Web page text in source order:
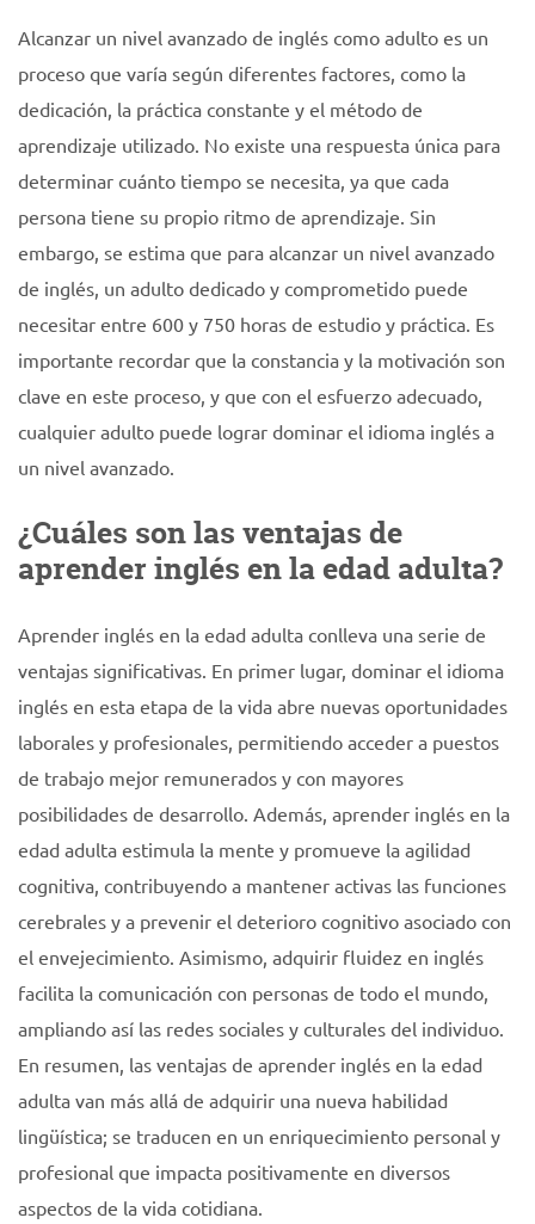
Alcanzar un nivel avanzado de inglés como adulto es un
proceso que varía según diferentes factores, como la
dedicación, la práctica constante y el método de
aprendizaje utilizado. No existe una respuesta única para
determinar cuánto tiempo se necesita, ya que cada
persona tiene su propio ritmo de aprendizaje. Sin
embargo, se estima que para alcanzar un nivel avanzado
de inglés, un adulto dedicado y comprometido puede
necesitar entre 600 y 750 horas de estudio y práctica. Es
importante recordar que la constancia y la motivación son
clave en este proceso, y que con el esfuerzo adecuado,
cualquier adulto puede lograr dominar el idioma inglés a
un nivel avanzado.
¿Cuáles son las ventajas de
aprender inglés en la edad adulta?
Aprender inglés en la edad adulta conlleva una serie de
ventajas significativas. En primer lugar, dominar el idioma
inglés en esta etapa de la vida abre nuevas oportunidades
laborales y profesionales, permitiendo acceder a puestos
de trabajo mejor remunerados y con mayores
posibilidades de desarrollo. Además, aprender inglés en la
edad adulta estimula la mente y promueve la agilidad
cognitiva, contribuyendo a mantener activas las funciones
cerebrales y a prevenir el deterioro cognitivo asociado con
el envejecimiento. Asimismo, adquirir fluidez en inglés
facilita la comunicación con personas de todo el mundo,
ampliando así las redes sociales y culturales del individuo.
En resumen, las ventajas de aprender inglés en la edad
adulta van más allá de adquirir una nueva habilidad
lingüística; se traducen en un enriquecimiento personal y
profesional que impacta positivamente en diversos
aspectos de la vida cotidiana.